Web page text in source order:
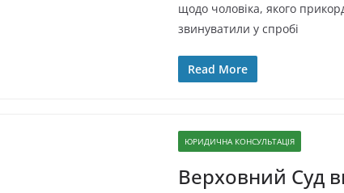
щодо чоловіка, якого
звинуватили у спробі
Read More
ЮРИДИЧНА КОНСУЛЬТАЦІЯ
Верховний Суд